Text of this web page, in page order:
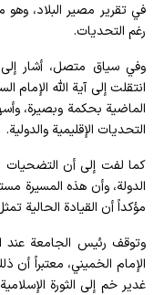
في تقرير مصير البلاد، وهو
رغم التحديات.
وفي سياق متصل، أشار إلى
انتقلت إلى آية الله الإمام
الماضية بحكمة وبصيرة،
التحديات الإقليمية والدولية.
كما لفت إلى أن التضحيات
الدولة، وأن هذه المسيرة
مؤكداً أن القيادة الحالية
وتوقف رئيس الجامعة عند
الإمام الخميني، معتبراً أن
غدير خم إلى الثورة